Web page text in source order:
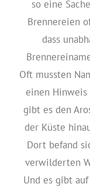
so eine
Brennereien
dass
Oft mussten
einen Hinweis
gibt es den
der Küste
Dort befand
verwilderten
Und es gibt